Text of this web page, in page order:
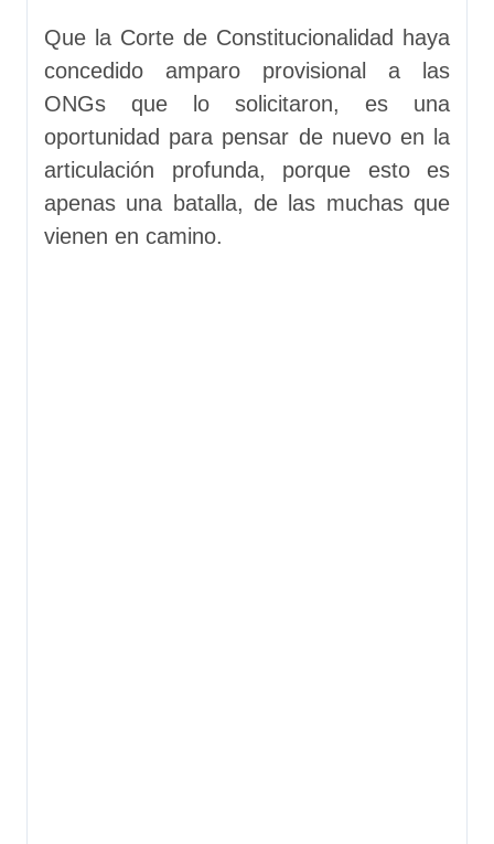
Que la Corte de Constitucionalidad haya
concedido amparo provisional a las
ONGs que lo solicitaron, es una
oportunidad para pensar de nuevo en la
articulación profunda, porque esto es
apenas una batalla, de las muchas que
vienen en camino.